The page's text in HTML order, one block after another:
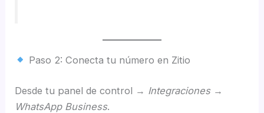
Paso 2: Conecta tu número en Zitio
Desde tu panel de control → Integraciones →
WhatsApp Business.